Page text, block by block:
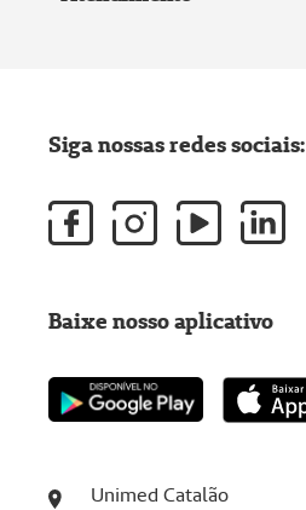
Unimed Catalão
Siga nossas redes sociais:
Baixe nosso aplicativo